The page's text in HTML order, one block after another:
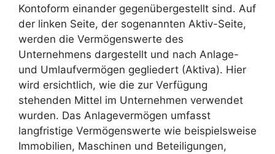
Kontoform einander gegenübergestellt sind. Auf
der linken Seite, der sogenannten Aktiv-Seite,
werden die Vermögenswerte des
Unternehmens dargestellt und nach Anlage-
und Umlaufvermögen gegliedert (Aktiva). Hier
wird ersichtlich, wie die zur Verfügung
stehenden Mittel im Unternehmen verwendet
wurden. Das Anlagevermögen umfasst
langfristige Vermögenswerte wie beispielsweise
Immobilien, Maschinen und Beteiligungen,